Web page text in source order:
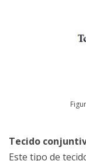
Tecido
Este tipo de